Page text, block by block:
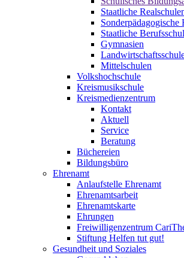
Staatliche
Sonderpädagogische
Staatliche
Gymnasien
Mittelschulen
Volkshochschule
Kreismusikschule
Kreismedienzentrum
Kontakt
Aktuell
Service
Beratung
Büchereien
Bildungsbüro
Ehrenamt
Anlaufstelle Ehrenamt
Ehrenamtsarbeit
Ehrenamtskarte
Ehrungen
Freiwilligenzentrum
Stiftung Helfen tut gut!
Gesundheit und Soziales